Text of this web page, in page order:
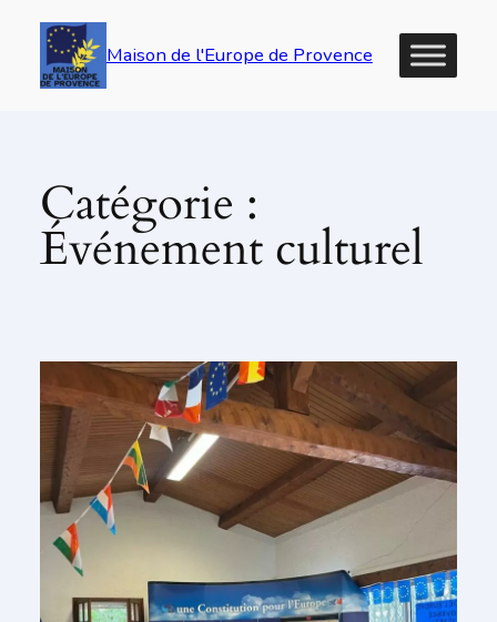
Maison de l'Europe de Provence
Catégorie :
Événement culturel